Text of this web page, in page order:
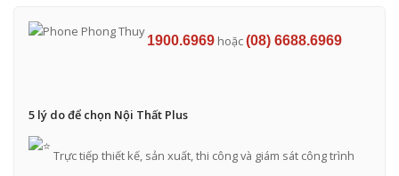
1900.6969hoặc(08) 6688.6969
5 lý do để chọn Nội Thất Plus
Trực tiếp thiết kế, sản xuất, thi công và giám sát công trình